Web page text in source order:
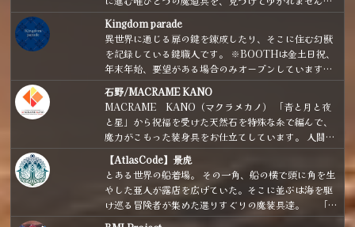
か。
Kingdom parade
異世界に通じる扉の鍵を錬成したり、そこに住む幻獣
を記録している鍵職人です。 ※BOOTHは金土日祝、
年末年始、要望がある場合のみオープンしています。
※実店舗に委託している作品も掲載しています。
石野/MACRAME KANO
MACRAME KANO（マクラメカノ） 「青と月と夜
と星」から祝福を受けた天然石を特殊な糸で編んで、
魔力がこもった装身具をお仕立てしています。 人間界
で隠れ魔女・魔法使いとして生活している方へ向け
て、普通の人がパッと見て「魔法使いだ」と分かりに
くいような、魔女さん、魔法使いさんのための装身具
をお届けしております。日常使いしやすいカジュアル
シンプルなデザインがメインです。 お家でぼっちアフ
【AtlasCode】景虎
とある世界の船着場。 その一角、船の横で頭に角を生
やした亜人が露店を広げていた。そこに並ぶは海を駆
け巡る冒険者が集めた選りすぐりの魔装具達。 「や
ぁやぁいらっしゃい！ 船長が集めた道具、ちょっと癖